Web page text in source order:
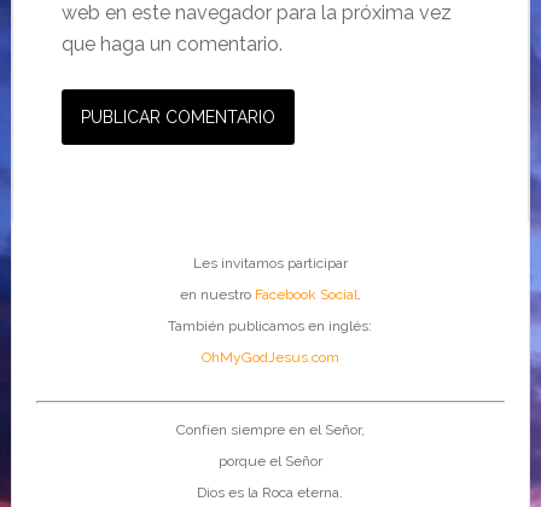
web en este navegador para la próxima vez
que haga un comentario.
Les invitamos participar
en nuestro Facebook Social.
También publicamos en inglés:
OhMyGodJesus.com
Confíen siempre en el Señor,
porque el Señor
Dios es la Roca eterna.